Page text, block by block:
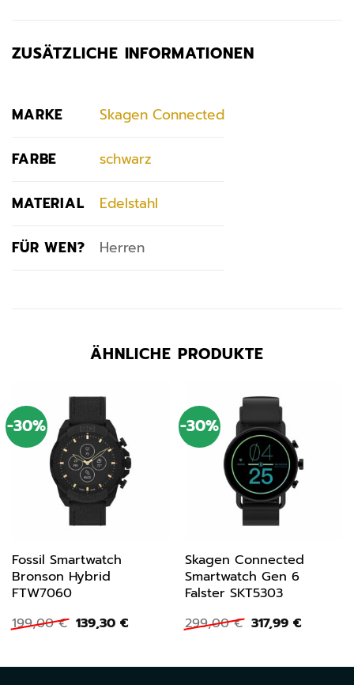
ZUSÄTZLICHE INFORMATIONEN
MARKE Skagen Connected
FARBE schwarz
MATERIAL Edelstahl
FÜR WEN? Herren
ÄHNLICHE PRODUKTE
-30%
Fossil Smartwatch
Bronson Hybrid
FTW7060
199,00€ Ursprünglicher
Preis
139,30 €Aktueller
-30%
Skagen Connected
Smartwatch Gen 6
Falster SKT5303
299,00€ Ursprünglicher
Preis
317,99 €